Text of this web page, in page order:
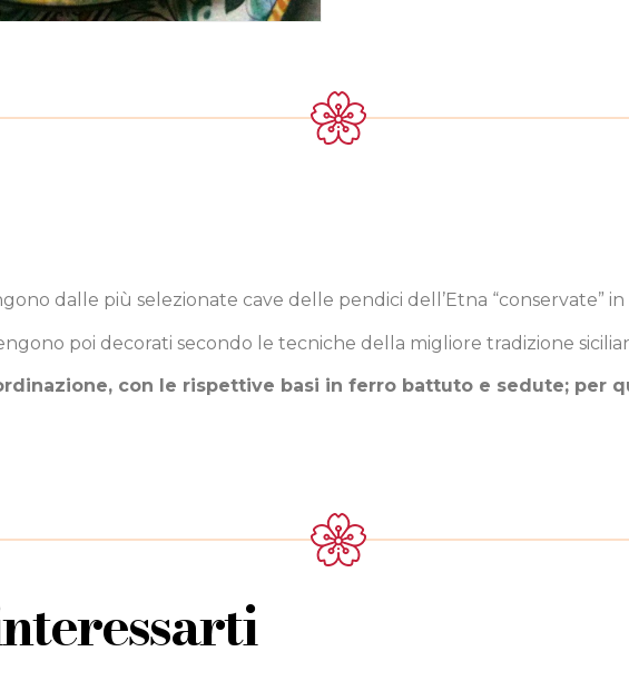
dalle più selezionate cave delle pendici dell’Etna “conservate”
poi decorati secondo le tecniche della migliore tradizione
con le rispettive basi in ferro battuto e sedute; per